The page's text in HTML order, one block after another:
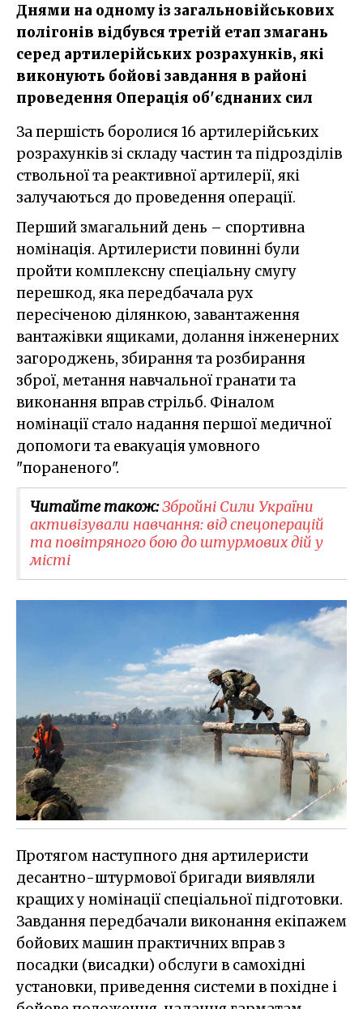
Днями на одному із загальновійськових
полігонів відбувся третій етап змагань
серед артилерійських розрахунків, які
виконують бойові завдання в районі
проведення Операція об'єднаних сил
За першість боролися 16 артилерійських
розрахунків зі складу частин та підрозділів
ствольної та реактивної артилерії, які
залучаються до проведення операції.
Перший змагальний день – спортивна
номінація. Артилеристи повинні були
пройти комплексну спеціальну смугу
перешкод, яка передбачала рух
пересіченою ділянкою, завантаження
вантажівки ящиками, долання інженерних
загороджень, збирання та розбирання
зброї, метання навчальної гранати та
виконання вправ стрільб. Фіналом
номінації стало надання першої медичної
допомоги та евакуація умовного
"пораненого".
Читайте також:​Збройні Сили України
активізували навчання: від спецоперацій
та повітряного бою до штурмових дій у
місті
Протягом наступного дня артилеристи
десантно-штурмової бригади виявляли
кращих у номінації спеціальної підготовки.
Завдання передбачали виконання екіпажем
бойових машин практичних вправ з
посадки (висадки) обслуги в самохідні
установки, приведення системи в похідне і